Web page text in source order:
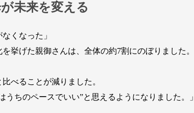
未来を変える
くなった」
挙げた親御さんは、全体の約7割にのぼりました。
比べることが減りました。
うちのペースでいい”と思えるようになりました。」